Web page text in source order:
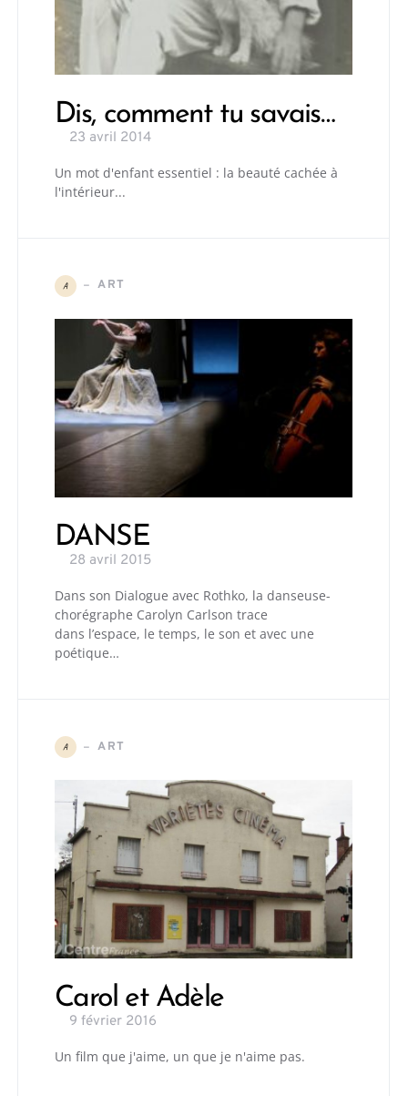
Dis, comment tu savais…
23 avril 2014
Un mot d'enfant essentiel : la beauté cachée à
l'intérieur...
A ART
DANSE
28 avril 2015
Dans son Dialogue avec Rothko, la danseuse-
chorégraphe Carolyn Carlson trace
dans l’espace, le temps, le son et avec une
poétique…
A ART
Carol et Adèle
9 février 2016
Un film que j'aime, un que je n'aime pas.